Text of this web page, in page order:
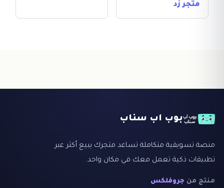
متجر زد
بوب اب سناب
منصة تسويقية متكاملة تساعد متجرك يبيع أكثر عبر
تطبيقات ذكية تعمل معك في مكان واحد.
منتج من جروفلكس